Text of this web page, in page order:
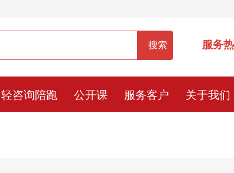
服务
轻咨询陪跑 公开课 服务客户 关于我们